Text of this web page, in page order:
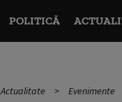
POLITICĂ
Actualitate Evenimente